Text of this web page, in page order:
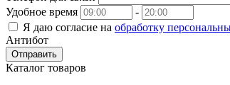
Удобное время
-
Я даю согласие на обработку
Антибот
Отправить
Каталог товаров